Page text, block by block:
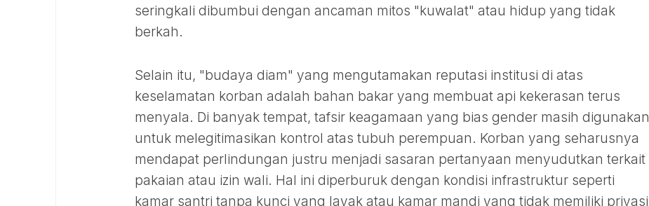
seringkali dibumbui dengan ancaman mitos "kuwalat" atau hidup yang tidak
berkah.
Selain itu, "budaya diam" yang mengutamakan reputasi institusi di atas
keselamatan korban adalah bahan bakar yang membuat api kekerasan terus
menyala. Di banyak tempat, tafsir keagamaan yang bias gender masih digunakan
untuk melegitimasikan kontrol atas tubuh perempuan. Korban yang seharusnya
mendapat perlindungan justru menjadi sasaran pertanyaan menyudutkan terkait
pakaian atau izin wali. Hal ini diperburuk dengan kondisi infrastruktur seperti
kamar santri tanpa kunci yang layak atau kamar mandi yang tidak memiliki privasi